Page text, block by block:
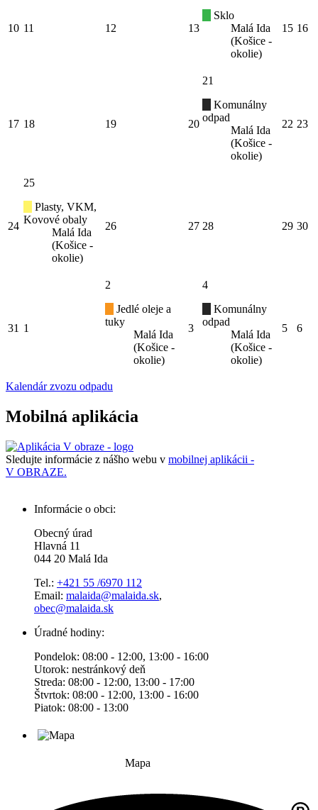
10 11 12 13
Sklo
Malá Ida
(Košice -
okolie)
15 16
17 18 19 20
21
Komunálny
odpad
Malá Ida
(Košice -
okolie)
22 23
24
25
Plasty, VKM,
Kovové obaly
Malá Ida
(Košice -
okolie)
26 27 28 29 30
31 1
2
Jedlé oleje a
tuky
Malá Ida
(Košice -
okolie)
3
4
Komunálny
odpad
Malá Ida
(Košice -
okolie)
5 6
Kalendár zvozu odpadu
Mobilná aplikácia
Sledujte informácie z nášho webu v mobilnej aplikácii -
V OBRAZE.
Informácie o obci:
Obecný úrad
Hlavná 11
044 20 Malá Ida
Tel.: +421 55 /6970 112
Email: malaida@malaida.sk,
obec@malaida.sk
Úradné hodiny:
Pondelok: 08:00 - 12:00, 13:00 - 16:00
Utorok: nestránkový deň
Streda: 08:00 - 12:00, 13:00 - 17:00
Štvrtok: 08:00 - 12:00, 13:00 - 16:00
Piatok: 08:00 - 13:00
Mapa